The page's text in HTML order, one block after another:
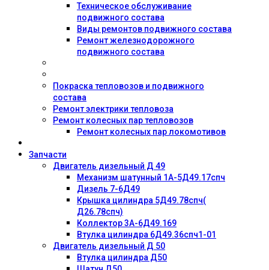
Техническое обслуживание
подвижного состава
Виды ремонтов подвижного состава
Ремонт железнодорожного
подвижного состава
Покраска тепловозов и подвижного
состава
Ремонт электрики тепловоза
Ремонт колесных пар тепловозов
Ремонт колесных пар локомотивов
Запчасти
Двигатель дизельный Д 49
Механизм шатунный 1А-5Д49.17спч
Дизель 7-6Д49
Крышка цилиндра 5Д49.78спч(
Д26.78спч)
Коллектор 3А-6Д49.169
Втулка цилиндра 6Д49.36спч1-01
Двигатель дизельный Д 50
Втулка цилиндра Д50